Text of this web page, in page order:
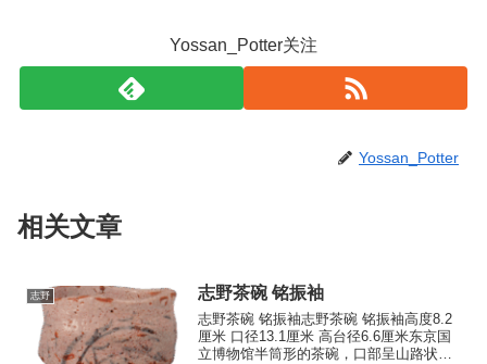
Yossan_Potter关注
Yossan_Potter
相关文章
志野 志野茶碗 铭振袖
志野茶碗 铭振袖志野茶碗 铭振袖高度8.2
厘米 口径13.1厘米 高台径6.6厘米东京国
立博物馆半筒形的茶碗，口部呈山路状高